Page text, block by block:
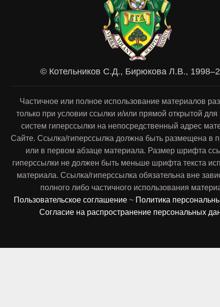
© Котельников С.Д., Бирюкова Л.В.,
Частичное или полное использование материалов
только при условии ссылки и/или прямой открытой
систем гиперссылки на непосредственный адрес
Сайте. Ссылка/гиперссылка должна быть размещена в
или в первом абзаце материала. Размер шрифта
гиперссылки не должен быть меньше шрифта текста
материала. Ссылка/гиперссылка обязательна вне
полного либо частичного использования
Пользовательское соглашение ~ Политика
Согласие на распространение персональных